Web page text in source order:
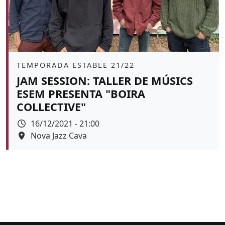
Àmbit
TEMPORADA ESTABLE 21/22
JAM SESSION: TALLER DE MÚSICS
ESEM PRESENTA "BOIRA
COLLECTIVE"
Data
16/12/2021 - 21:00
Espai
Nova Jazz Cava